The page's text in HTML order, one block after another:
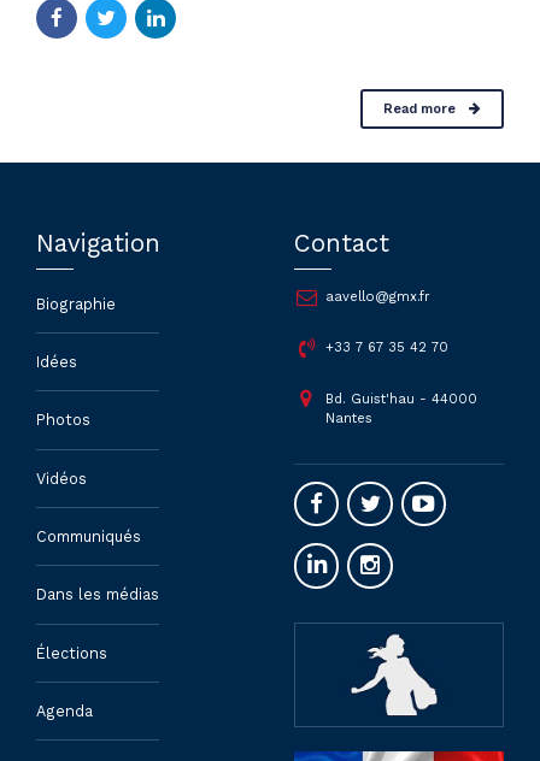
Read more
Navigation
Biographie
Idées
Photos
Vidéos
Communiqués
Dans les médias
Élections
Agenda
Contact
aavello@gmx.fr
+33 7 67 35 42 70
Bd. Guist'hau - 44000
Nantes